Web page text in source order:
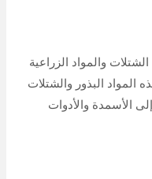
والمواد الزراعية
البذور والشتلات
الأسمدة والأدوات